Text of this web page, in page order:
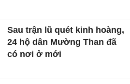
Sau trận lũ quét kinh hoàng,
24 hộ dân Mường Than đã
có nơi ở mới